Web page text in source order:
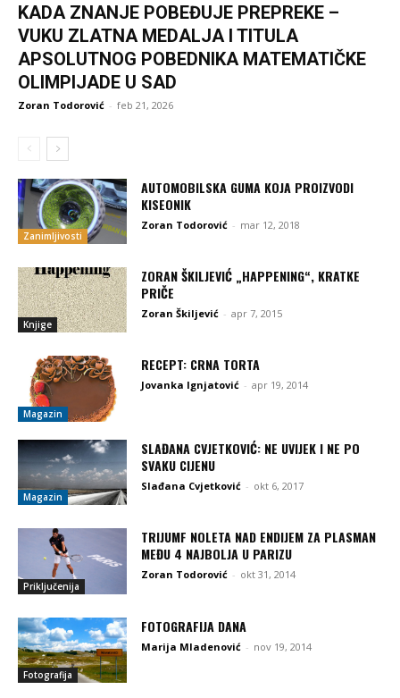
KADA ZNANJE POBEĐUJE PREPREKE –
VUKU ZLATNA MEDALJA I TITULA
APSOLUTNOG POBEDNIKA MATEMATIČKE
OLIMPIJADE U SAD
Zoran Todorović - feb 21, 2026
Zanimljivosti
AUTOMOBILSKA GUMA KOJA PROIZVODI
KISEONIK
Zoran Todorović - mar 12, 2018
Knjige
ZORAN ŠKILJEVIĆ „HAPPENING“, KRATKE
PRIČE
Zoran Škiljević - apr 7, 2015
Magazin
RECEPT: CRNA TORTA
Jovanka Ignjatović - apr 19, 2014
Magazin
SLAĐANA CVJETKOVIĆ: NE UVIJEK I NE PO
SVAKU CIJENU
Slađana Cvjetković - okt 6, 2017
Priključenija
TRIJUMF NOLETA NAD ENDIJEM ZA PLASMAN
MEĐU 4 NAJBOLJA U PARIZU
Zoran Todorović - okt 31, 2014
Fotografija
FOTOGRAFIJA DANA
Marija Mladenović - nov 19, 2014